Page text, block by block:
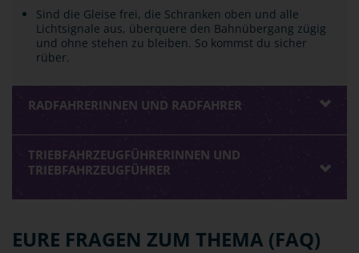
Sind die Gleise frei, die Schranken oben und alle
Lichtsignale aus, überquere den Bahnübergang zügig
und ohne stehen zu bleiben. So kommst du sicher
rüber.
RADFAHRERINNEN UND RADFAHRER
TRIEBFAHRZEUGFÜHRERINNEN UND
TRIEBFAHRZEUGFÜHRER
EURE FRAGEN ZUM THEMA (FAQ)